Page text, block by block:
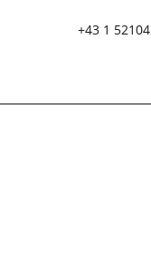
+43 1 52104